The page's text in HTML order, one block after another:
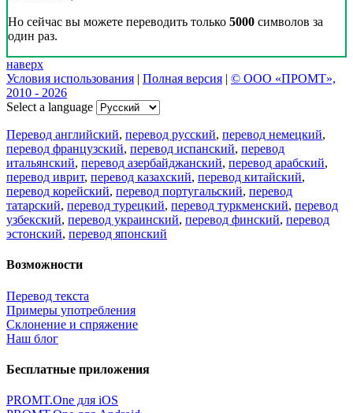
Но сейчас вы можете переводить только 5000 символов за
один раз.
наверх
Условия использования | Полная версия | © ООО «ПРОМТ»,
2010 - 2026
Select a language
Перевод английский, перевод русский, перевод немецкий,
перевод французский, перевод испанский, перевод
итальянский, перевод азербайджанский, перевод арабский,
перевод иврит, перевод казахский, перевод китайский,
перевод корейский, перевод португальский, перевод
татарский, перевод турецкий, перевод туркменский, перевод
узбекский, перевод украинский, перевод финский, перевод
эстонский, перевод японский
Возможности
Перевод текста
Примеры употребления
Склонение и спряжение
Наш блог
Бесплатные приложения
PROMT.One для iOS